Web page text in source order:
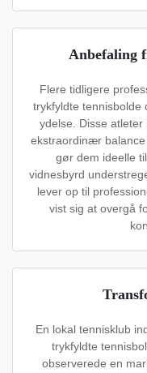
Anbefaling
Flere tidligere
trykfyldte
ydelse. Disse
ekstraordinær
gør dem ideelle
vidnesbyrd
lever op til
vist sig at overgå
En lokal tennisklub
trykfyldte
observerede en